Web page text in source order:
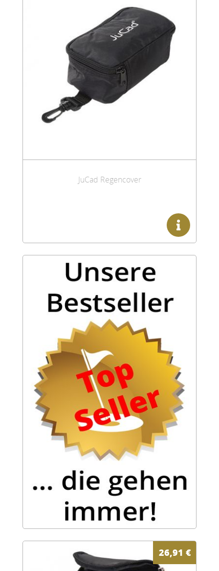
JuCad Regencover
26,91 €